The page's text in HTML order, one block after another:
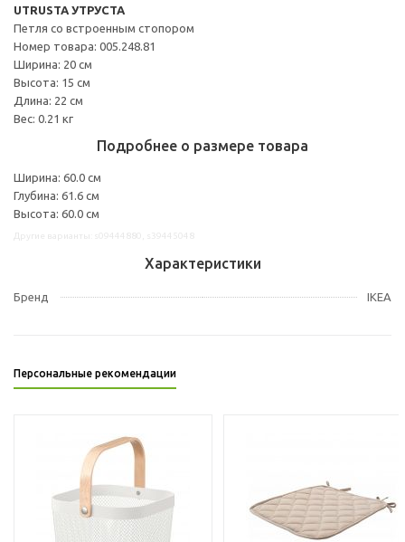
UTRUSTA УТРУСТА
Петля со встроенным стопором
Номер товара: 005.248.81
Ширина: 20 см
Высота: 15 см
Длина: 22 см
Вес: 0.21 кг
Подробнее о размере товара
Ширина: 60.0 см
Глубина: 61.6 см
Высота: 60.0 см
Характеристики
Бренд IKEA
Персональные рекомендации